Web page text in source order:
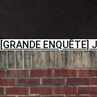
[GRANDE